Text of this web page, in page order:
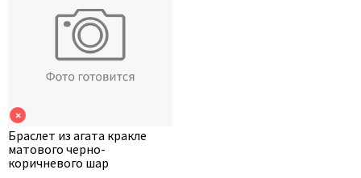
×
Браслет из агата кракле
матового черно-
коричневого шар